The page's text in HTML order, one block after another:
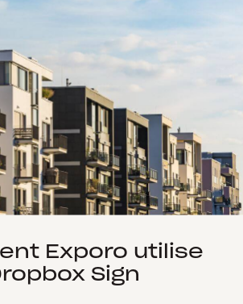
Exporo utilise
Sign